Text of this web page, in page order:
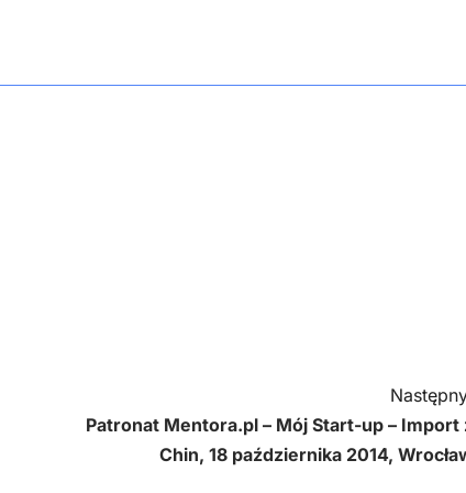
Patronat Mentora.pl – Mój Start-up – Import
Chin, 18 października 2014,